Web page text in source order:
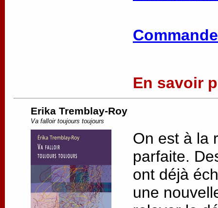
En savoir
Erika Tremblay-Roy
Va falloir toujours toujours
On est à la
parfaite.
ont déjà
une